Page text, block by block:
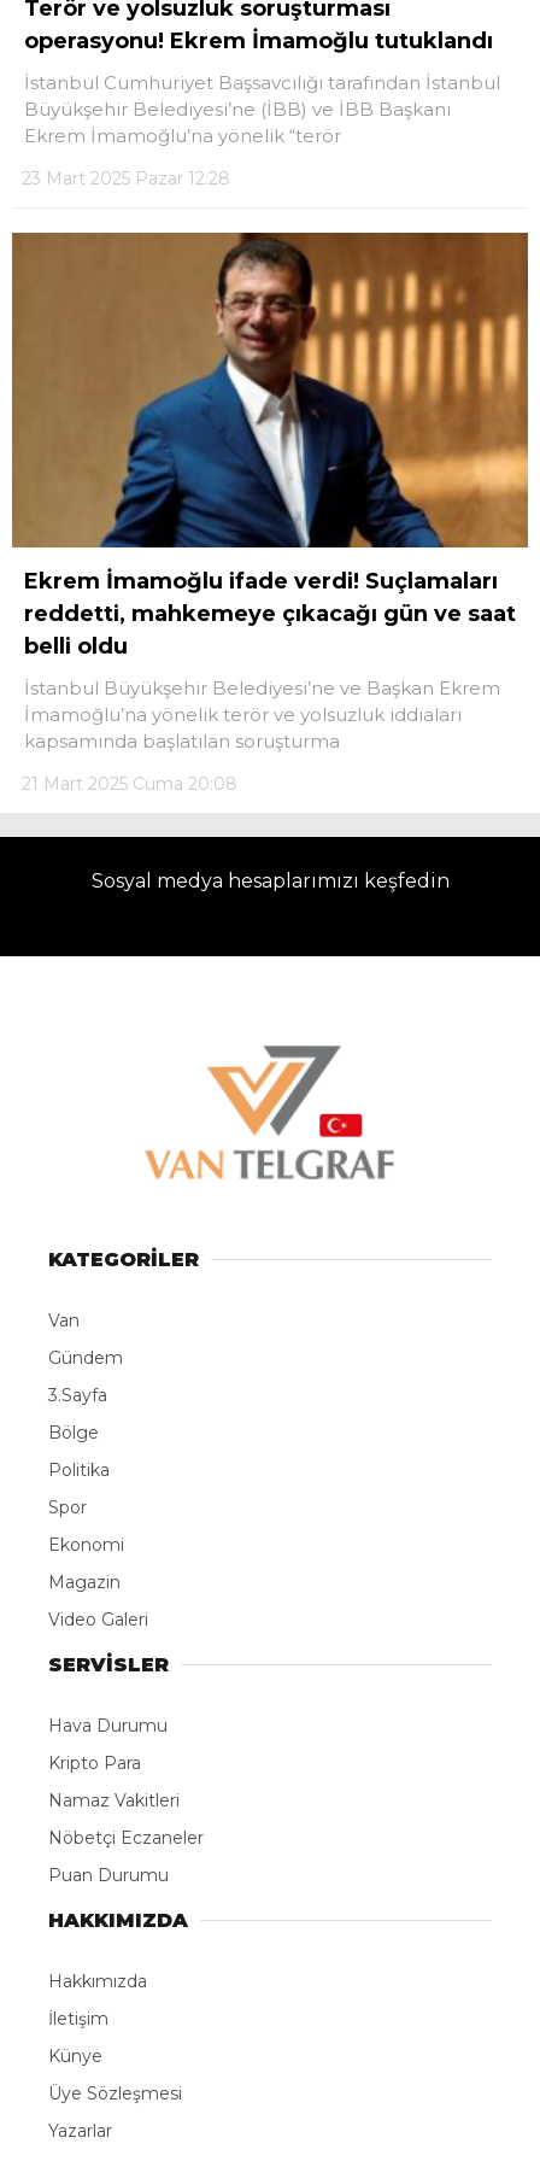
Telegram
Terör ve yolsuzluk soruşturması
operasyonu! Ekrem İmamoğlu tutuklandı
İstanbul Cumhuriyet Başsavcılığı tarafından İstanbul
Büyükşehir Belediyesi’ne (İBB) ve İBB Başkanı
Ekrem İmamoğlu’na yönelik “terör
23 Mart 2025 Pazar 12:28
Ekrem İmamoğlu ifade verdi! Suçlamaları
reddetti, mahkemeye çıkacağı gün ve saat
belli oldu
İstanbul Büyükşehir Belediyesi’ne ve Başkan Ekrem
İmamoğlu’na yönelik terör ve yolsuzluk iddiaları
kapsamında başlatılan soruşturma
21 Mart 2025 Cuma 20:08
Sosyal medya hesaplarımızı keşfedin
KATEGORİLER
Van
Gündem
3.Sayfa
Bölge
Politika
Spor
Ekonomi
Magazin
Video Galeri
SERVİSLER
Hava Durumu
Kripto Para
Namaz Vakitleri
Nöbetçi Eczaneler
Puan Durumu
HAKKIMIZDA
Hakkımızda
İletişim
Künye
Üye Sözleşmesi
Yazarlar